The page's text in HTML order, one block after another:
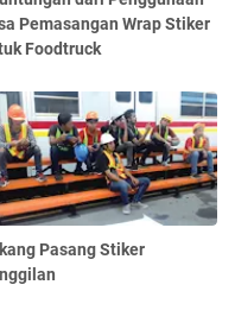
Pemasangan Wrap Stiker
Foodtruck
Pasang Stiker